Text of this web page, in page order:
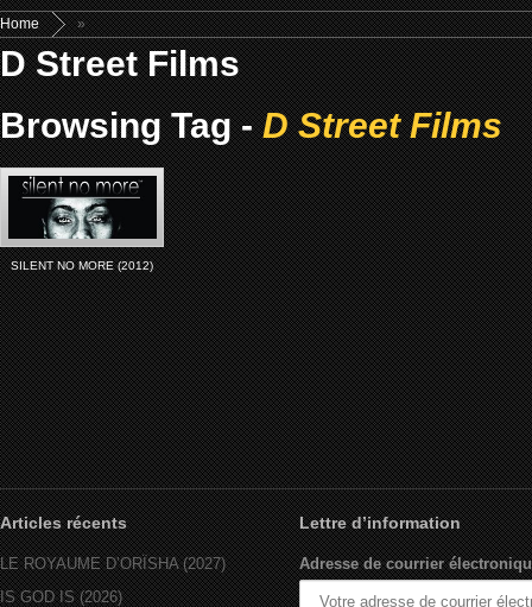
Home »
D Street Films
Browsing Tag -D Street Films
SILENT NO MORE (2012)
Articles récents
LE ROYAUME D’ORÏSHA (2027)
IS GOD IS (2026)
Lettre d’information
Adresse de courrier